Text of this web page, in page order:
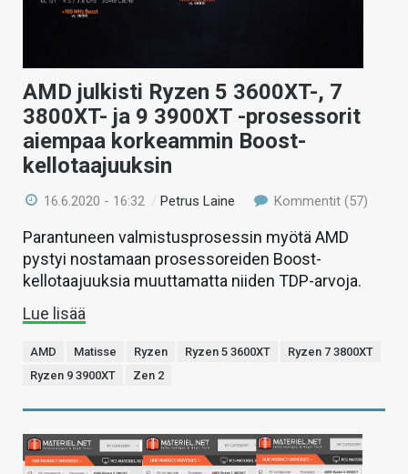
VAIHDA TEEMA
HAKU
AMD julkisti Ryzen 5 3600XT-, 7
3800XT- ja 9 3900XT -prosessorit
aiempaa korkeammin Boost-
kellotaajuuksin
16.6.2020 - 16:32 /Petrus Laine Kommentit (57)
Parantuneen valmistusprosessin myötä AMD
pystyi nostamaan prosessoreiden Boost-
kellotaajuuksia muuttamatta niiden TDP-arvoja.
Lue lisää
AMD Matisse Ryzen Ryzen 5 3600XT
Ryzen 7 3800XT
Ryzen 9 3900XT
Zen 2